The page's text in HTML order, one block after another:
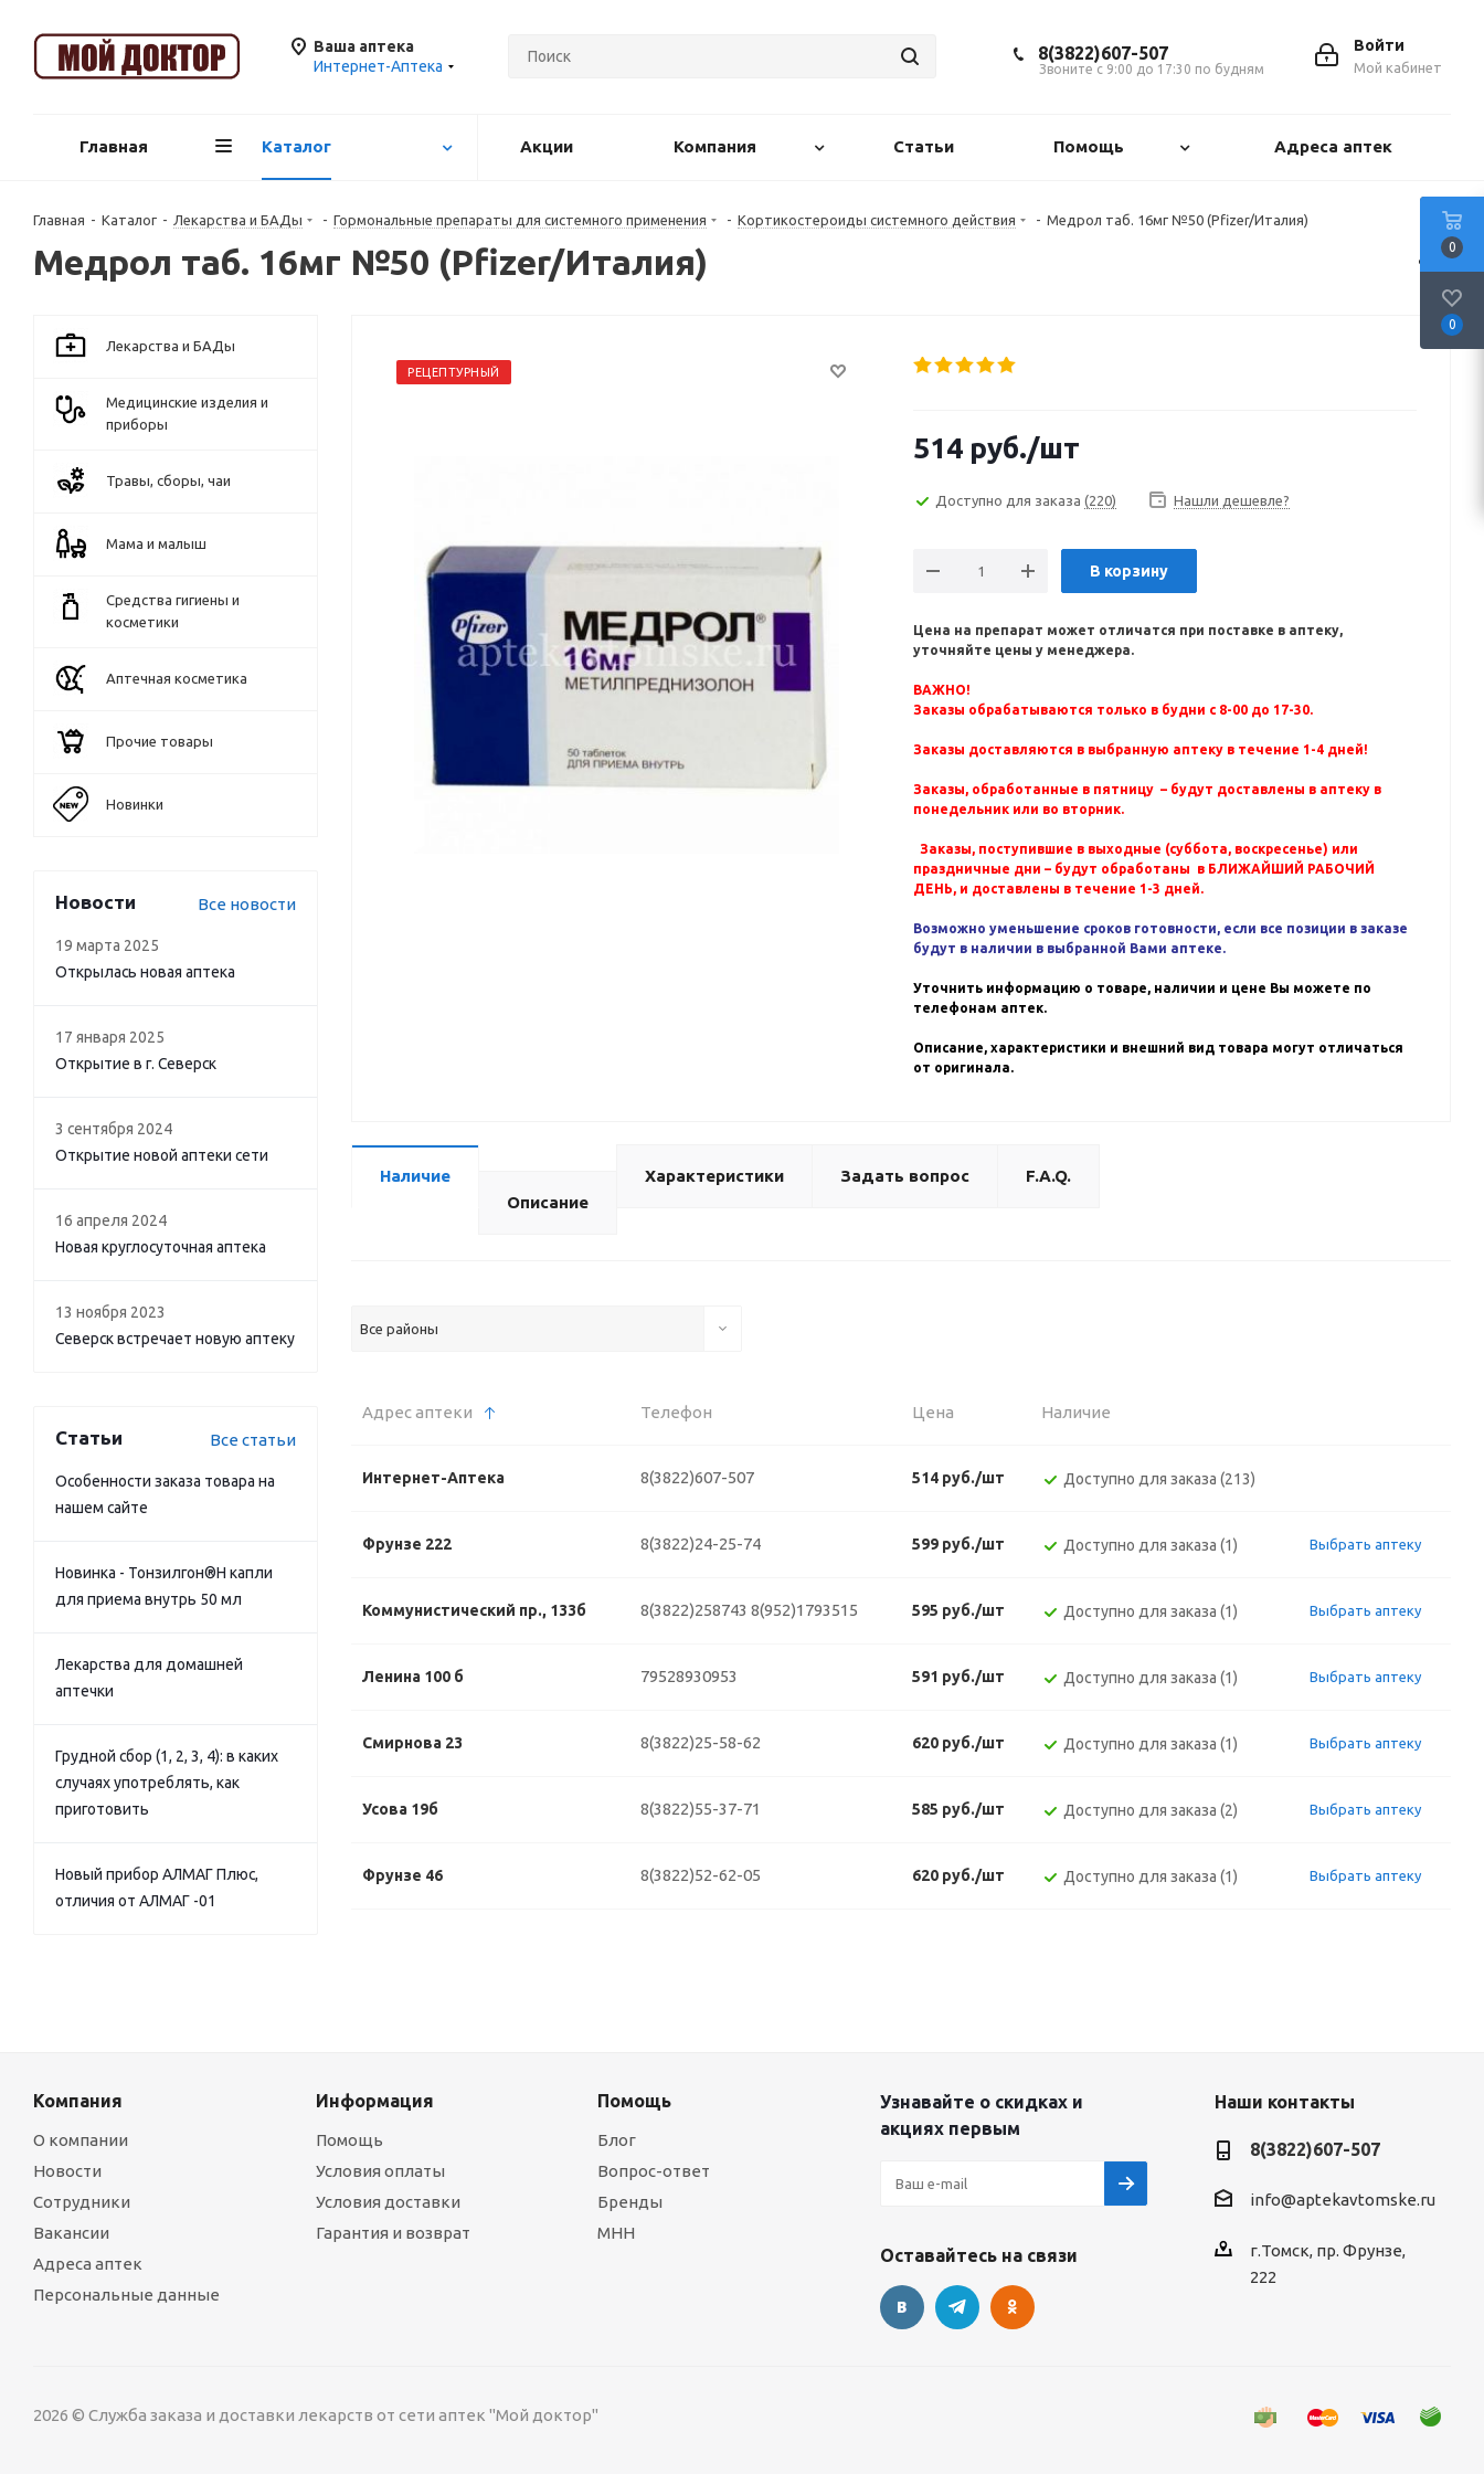
Ваша аптека
Интернет-Аптека
Войти
Мой кабинет
8(3822)607-507
Звоните с 9:00 до 17:30 по будням
Главная Каталог Акции Компания Статьи Помощь Адреса аптек
Главная - Каталог - Лекарства и БАДы - Гормональные препараты для системного применения - Кортикостероиды системного действия - Медрол таб. 16мг №50 (Pfizer/Италия)
Медрол таб. 16мг №50 (Pfizer/Италия)
РЕЦЕПТУРНЫЙ
514 руб./шт
Доступно для заказа (220) Нашли дешевле?
В корзину
Цена на препарат может отличатся при поставке в аптеку,
уточняйте цены у менеджера.
ВАЖНО!
Заказы обрабатываются только в будни с 8-00 до 17-30.
Заказы доставляются в выбранную аптеку в течение 1-4 дней!
Заказы, обработанные в пятницу – будут доставлены в аптеку в
понедельник или во вторник.
Заказы, поступившие в выходные (суббота, воскресенье) или
праздничные дни – будут обработаны в БЛИЖАЙШИЙ РАБОЧИЙ
ДЕНЬ, и доставлены в течение 1-3 дней.
Возможно уменьшение сроков готовности, если все позиции в заказе
будут в наличии в выбранной Вами аптеке.
Уточнить информацию о товаре, наличии и цене Вы можете по
телефонам аптек.
Описание, характеристики и внешний вид товара могут отличаться
от оригинала.
Наличие
Описание
Характеристики Задать вопрос F.A.Q.
Все районы
Адрес аптеки Телефон Цена Наличие
Интернет-Аптека 8(3822)607-507 514 руб./шт Доступно для заказа (213)
Фрунзе 222 8(3822)24-25-74 599 руб./шт Доступно для заказа (1) Выбрать аптеку
Коммунистический пр., 133б 8(3822)258743 8(952)1793515 595 руб./шт Доступно для заказа (1) Выбрать аптеку
Ленина 100 б 79528930953 591 руб./шт Доступно для заказа (1) Выбрать аптеку
Смирнова 23 8(3822)25-58-62 620 руб./шт Доступно для заказа (1) Выбрать аптеку
Усова 19б 8(3822)55-37-71 585 руб./шт Доступно для заказа (2) Выбрать аптеку
Фрунзе 46 8(3822)52-62-05 620 руб./шт Доступно для заказа (1) Выбрать аптеку
Лекарства и БАДы
Медицинские изделия и
приборы
Травы, сборы, чаи
Мама и малыш
Средства гигиены и
косметики
Аптечная косметика
Прочие товары
Новинки
Новости Все новости
19 марта 2025
Открылась новая аптека
17 января 2025
Открытие в г. Северск
3 сентября 2024
Открытие новой аптеки сети
16 апреля 2024
Новая круглосуточная аптека
13 ноября 2023
Северск встречает новую аптеку
Статьи Все статьи
Особенности заказа товара на
нашем сайте
Новинка - Тонзилгон®Н капли
для приема внутрь 50 мл
Лекарства для домашней
аптечки
Грудной сбор (1, 2, 3, 4): в каких
случаях употреблять, как
приготовить
Новый прибор АЛМАГ Плюс,
отличия от АЛМАГ -01
Компания
О компании
Новости
Сотрудники
Вакансии
Адреса аптек
Персональные данные
Информация
Помощь
Условия оплаты
Условия доставки
Гарантия и возврат
Помощь
Блог
Вопрос-ответ
Бренды
МНН
Узнавайте о скидках и
акциях первым
Оставайтесь на связи
Наши контакты
8(3822)607-507
info@aptekavtomske.ru
г.Томск, пр. Фрунзе,
222
2026 © Служба заказа и доставки лекарств от сети аптек "Мой доктор"
0
0